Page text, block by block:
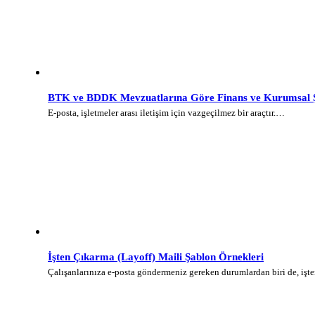
BTK ve BDDK Mevzuatlarına Göre Finans ve
E-posta, işletmeler arası iletişim için vazgeçilmez bir araçtır.…
İşten Çıkarma (Layoff) Maili Şablon Örnekleri
Çalışanlarınıza e-posta göndermeniz gereken durumlardan biri de,